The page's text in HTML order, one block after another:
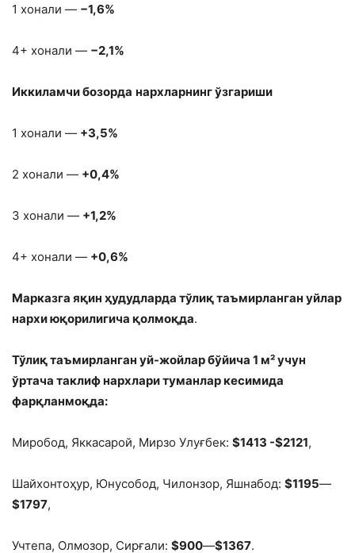
1 хонали — −1,6%
4+ хонали — −2,1%
Иккиламчи бозорда нархларнинг ўзгариши
1 хонали — +3,5%
2 хонали — +0,4%
3 хонали — +1,2%
4+ хонали — +0,6%
Марказга яқин ҳудудларда тўлиқ таъмирланган уйлар
нархи юқорилигича қолмоқда.
Тўлиқ таъмирланган уй-жойлар бўйича 1 м² учун
ўртача таклиф нархлари туманлар кесимида
фарқланмоқда:
Миробод, Яккасарой, Мирзо Улуғбек: $1413 -$2121,
Шайхонтоҳур, Юнусобод, Чилонзор, Яшнабод: $1195—
$1797,
Учтепа, Олмозор, Сирғали: $900—$1367.